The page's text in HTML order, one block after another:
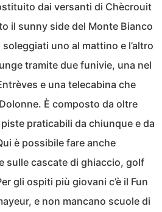
dai versanti di Chècrouit
il sunny side del Monte Bianco
uno al mattino e l’altro
tramite due funivie, una nel
e una telecabina che
È composto da oltre
praticabili da chiunque e da
è possibile fare anche
sulle cascate di ghiaccio, golf
gli ospiti più giovani c’è il Fun
e non mancano scuole di